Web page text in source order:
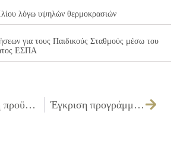
λόγω υψηλών θερμοκρασιών
για τους Παιδικούς Σταθμούς μέσω του
ΕΣΠΑ
Αναμόρφωση προϋπολογισμού του Ν.Π.Δ.Δ. οικονομικού έτους 2013 Έγκριση προγράμματος εκδρομών των μελών των Κ.Α.Π.Η. του Τμήματος Κοινωνικής Αλληλεγγύης του ΔΗ.ΚΕ.Π.Α.Κ.Α. Δήμου Ιλίου,έτους 2013